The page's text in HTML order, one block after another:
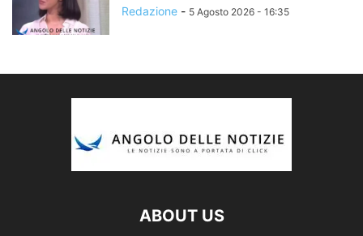
Redazione - 5 Agosto 2026 - 16:35
ABOUT US